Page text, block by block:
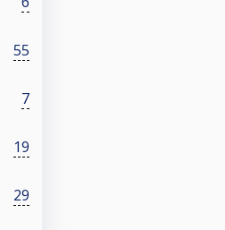
55
7
19
29